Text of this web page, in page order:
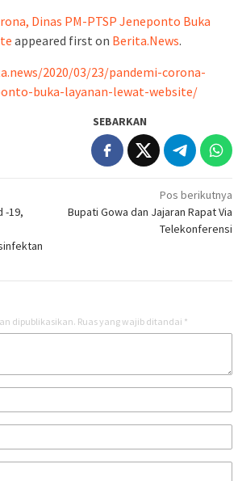
Dinas PM-PTSP Jeneponto Buka
appeared first on Berita.News.
2020/03/23/pandemi-corona-
buka-layanan-lewat-website/
SEBARKAN
-19,
Pos berikutnya
Bupati Gowa dan Jajaran Rapat Via
Telekonferensi
dipublikasikan. Ruas yang wajib ditandai *